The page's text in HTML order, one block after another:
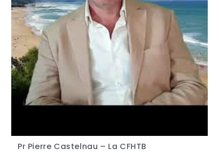
Pr Pierre Castelnau – La CFHTB